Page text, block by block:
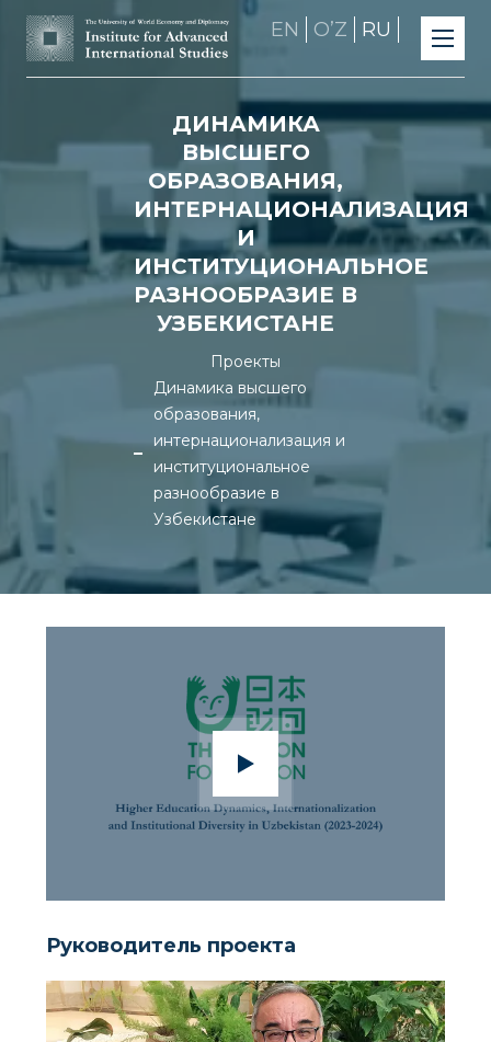
EN OʼZ RU
ДИНАМИКА
ВЫСШЕГО
ОБРАЗОВАНИЯ,
ИНТЕРНАЦИОНАЛИЗАЦИЯ
И
ИНСТИТУЦИОНАЛЬНОЕ
РАЗНООБРАЗИЕ В
УЗБЕКИСТАНЕ
Проекты
Динамика высшего
образования,
интернационализация и
институциональное
разнообразие в
Узбекистане
Руководитель проекта